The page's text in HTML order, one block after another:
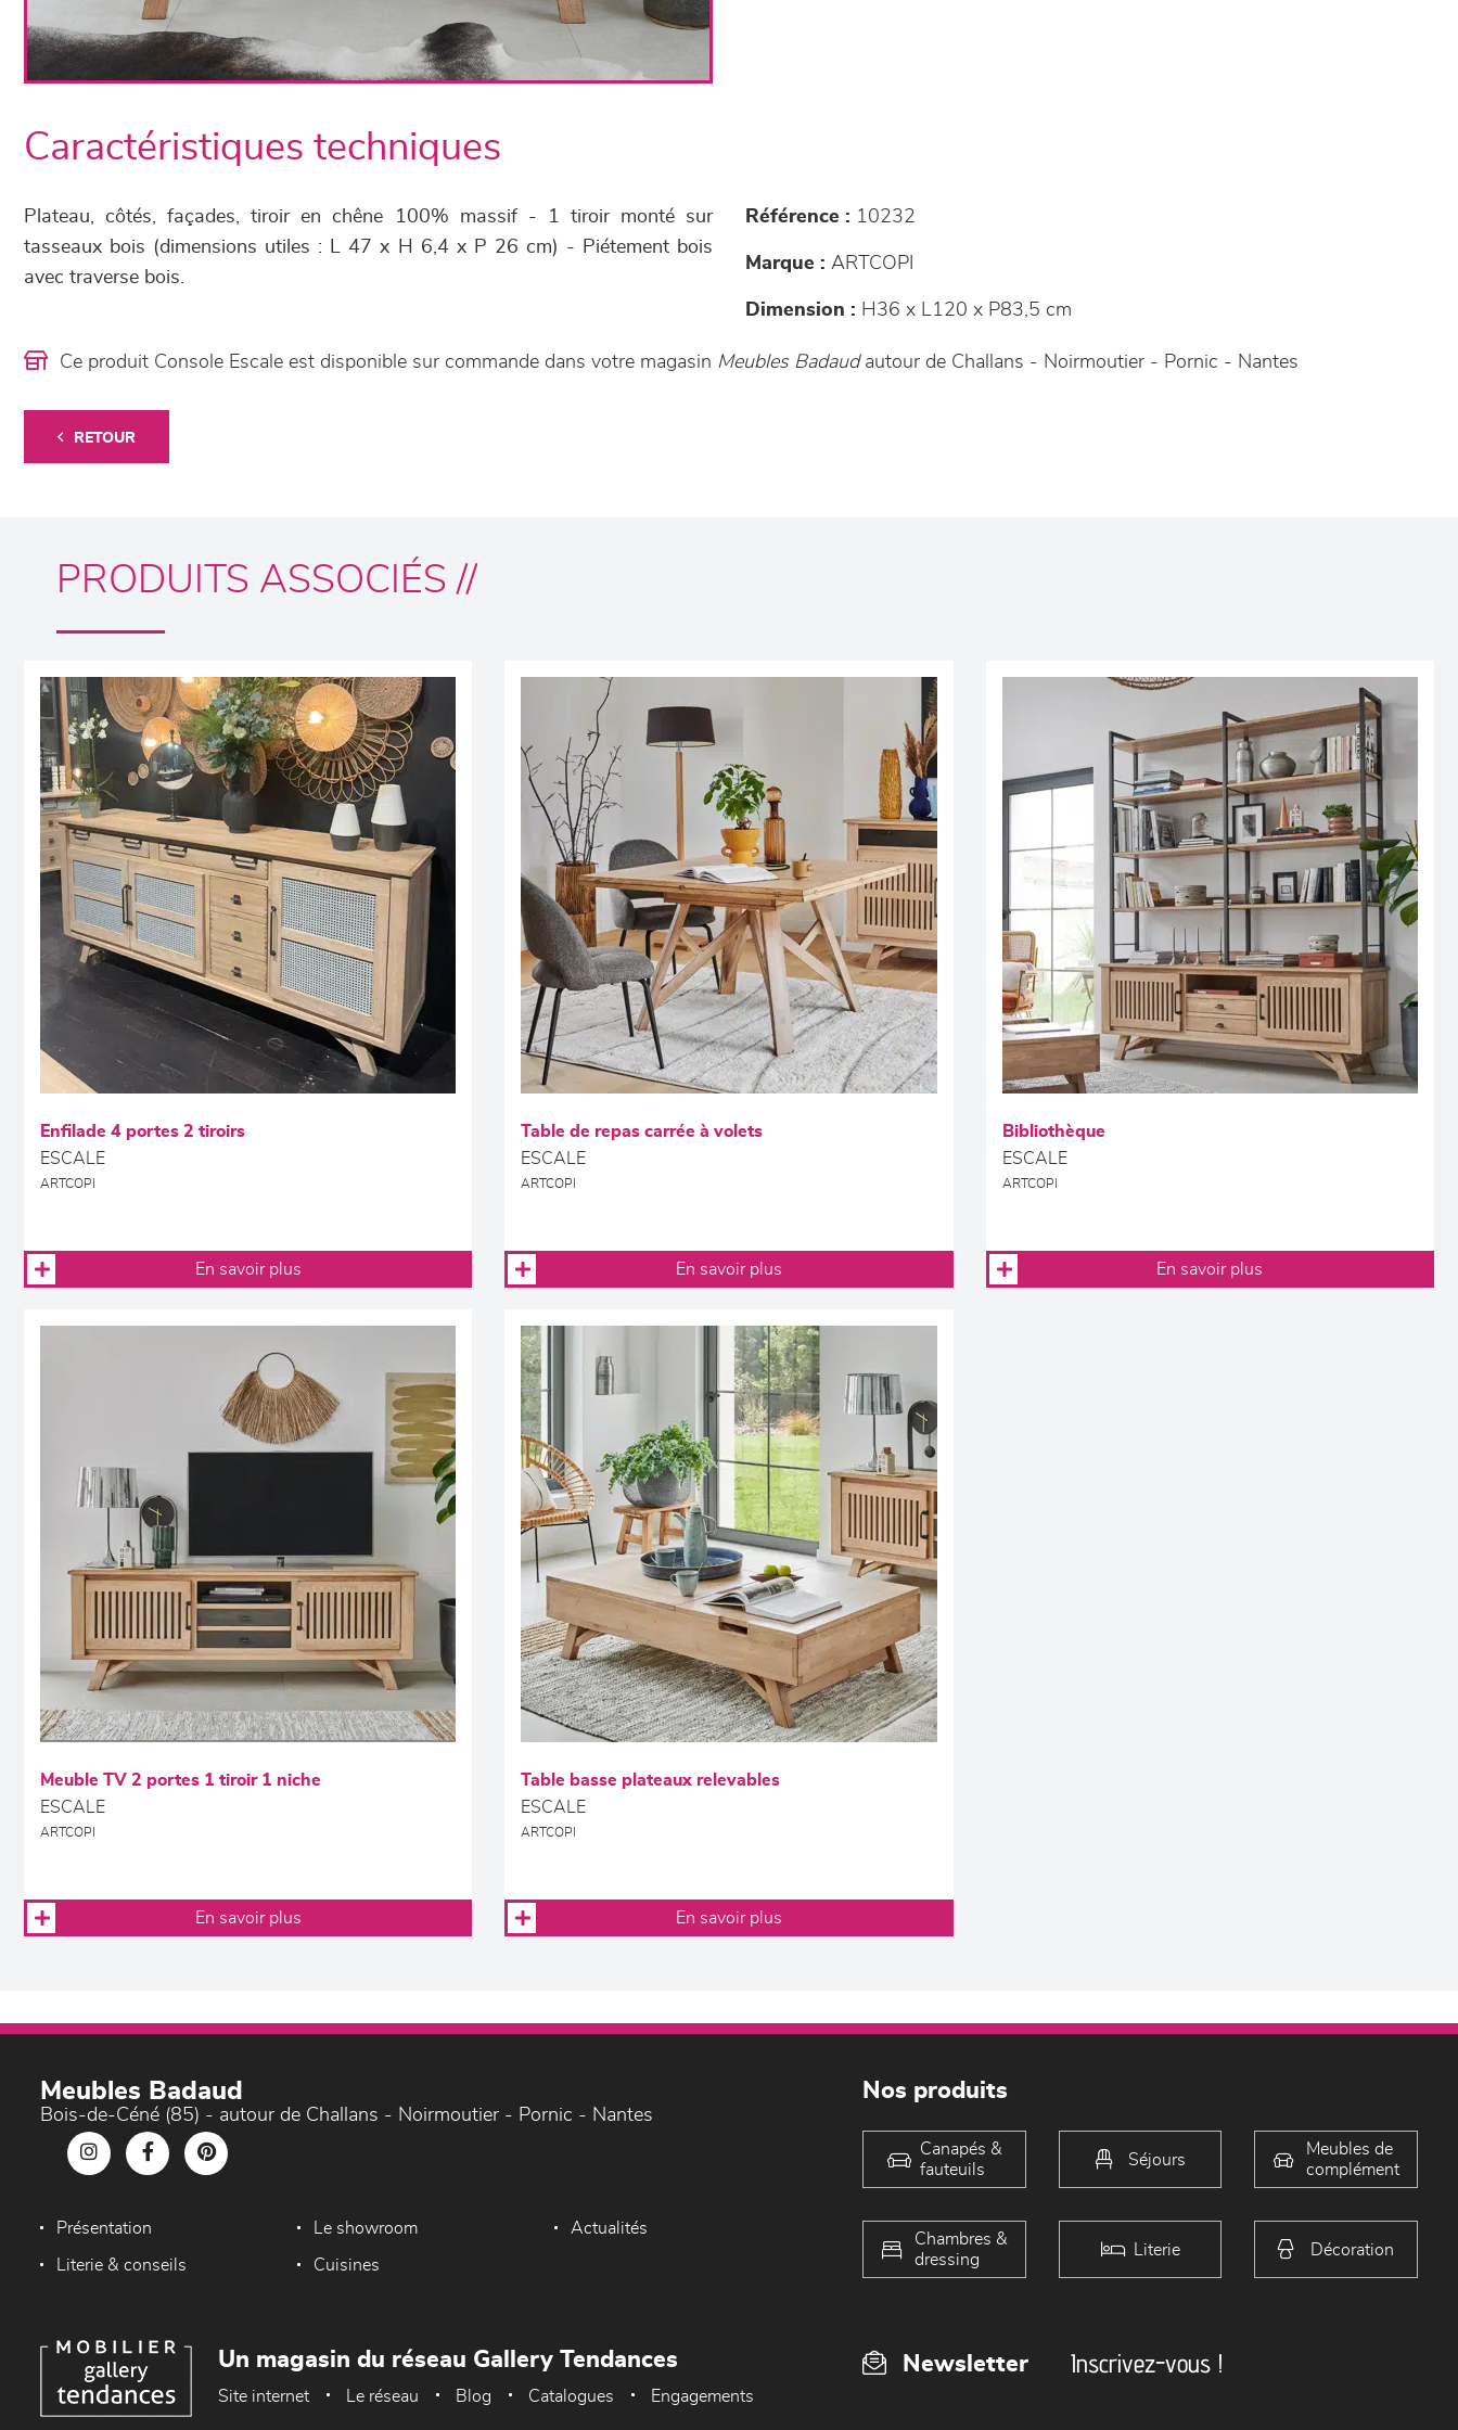
Caractéristiques techniques
Plateau, côtés, façades, tiroir en chêne 100% massif - 1 tiroir monté sur
tasseaux bois (dimensions utiles : L 47 x H 6,4 x P 26 cm) - Piétement bois
avec traverse bois.
Référence : 10232
Marque : ARTCOPI
Dimension : H36 x L120 x P83,5 cm
Ce produit Console Escale est disponible sur commande dans votre magasin Meubles Badaudautour de Challans - Noirmoutier - Pornic - Nantes
RETOUR
PRODUITS ASSOCIÉS //
Enfilade 4 portes 2 tiroirs
ESCALE
ARTCOPI
En savoir plus
Table de repas carrée à volets
ESCALE
ARTCOPI
En savoir plus
Bibliothèque
ESCALE
ARTCOPI
En savoir plus
Meuble TV 2 portes 1 tiroir 1 niche
ESCALE
ARTCOPI
En savoir plus
Table basse plateaux relevables
ESCALE
ARTCOPI
En savoir plus
Meubles Badaud
Bois-de-Céné (85) - autour de Challans - Noirmoutier - Pornic - Nantes
Présentation Le showroom Actualités
Literie & conseils Cuisines
Nos produits
Canapés &
fauteuils
Séjours
Meubles de
complément
Chambres &
dressing
Literie Décoration
Newsletter Inscrivez-vous !
Un magasin du réseau Gallery Tendances
Site internet Le réseau Blog Catalogues Engagements